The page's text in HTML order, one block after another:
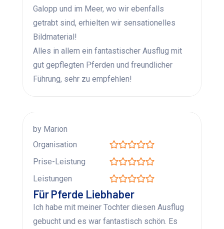
Galopp und im Meer, wo wir ebenfalls
getrabt sind, erhielten wir sensationelles
Bildmaterial!
Alles in allem ein fantastischer Ausflug mit
gut gepflegten Pferden und freundlicher
Führung, sehr zu empfehlen!
by Marion
Organisation
Prise-Leistung
Leistungen
Für Pferde Liebhaber
Ich habe mit meiner Tochter diesen Ausflug
gebucht und es war fantastisch schön. Es